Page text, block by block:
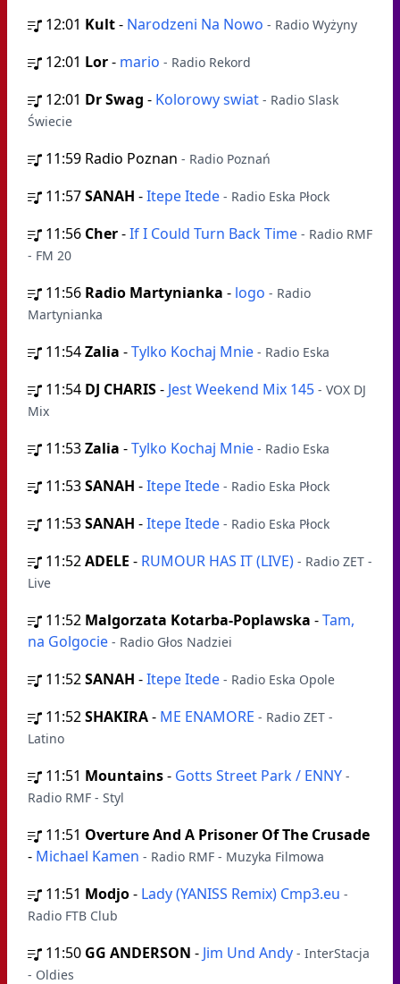
12:01 Kult- Narodzeni Na Nowo - Radio Wyżyny
12:01 Lor- mario - Radio Rekord
12:01 Dr Swag - Kolorowy swiat - Radio Slask
Świecie
11:59 Radio Poznan - Radio Poznań
11:57SANAH -Itepe Itede - Radio Eska Płock
11:56 Cher-If I Could Turn Back Time - Radio RMF
- FM 20
11:56 Radio Martynianka - logo - Radio
Martynianka
11:54Zalia -Tylko Kochaj Mnie - Radio Eska
11:54 DJ CHARIS- Jest Weekend Mix 145 - VOX DJ
Mix
11:53Zalia -Tylko Kochaj Mnie - Radio Eska
11:53SANAH -Itepe Itede - Radio Eska Płock
11:53SANAH -Itepe Itede - Radio Eska Płock
11:52ADELE - RUMOUR HAS IT (LIVE) - Radio ZET -
Live
11:52 Malgorzata Kotarba-Poplawska -Tam,
na Golgocie - Radio Głos Nadziei
11:52SANAH -Itepe Itede - Radio Eska Opole
11:52SHAKIRA- ME ENAMORE - Radio ZET -
Latino
11:51 Mountains- Gotts Street Park / ENNY -
Radio RMF - Styl
11:51 Overture And A Prisoner Of The Crusade
- Michael Kamen - Radio RMF - Muzyka Filmowa
11:51 Modjo- Lady (YANISS Remix) Cmp3.eu -
Radio FTB Club
11:50 GG ANDERSON - Jim Und Andy - InterStacja
- Oldies